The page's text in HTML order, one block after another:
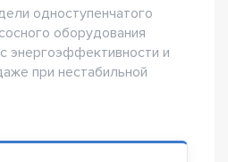
одноступенчатого
оборудования
энергоэффективности и
при нестабильной